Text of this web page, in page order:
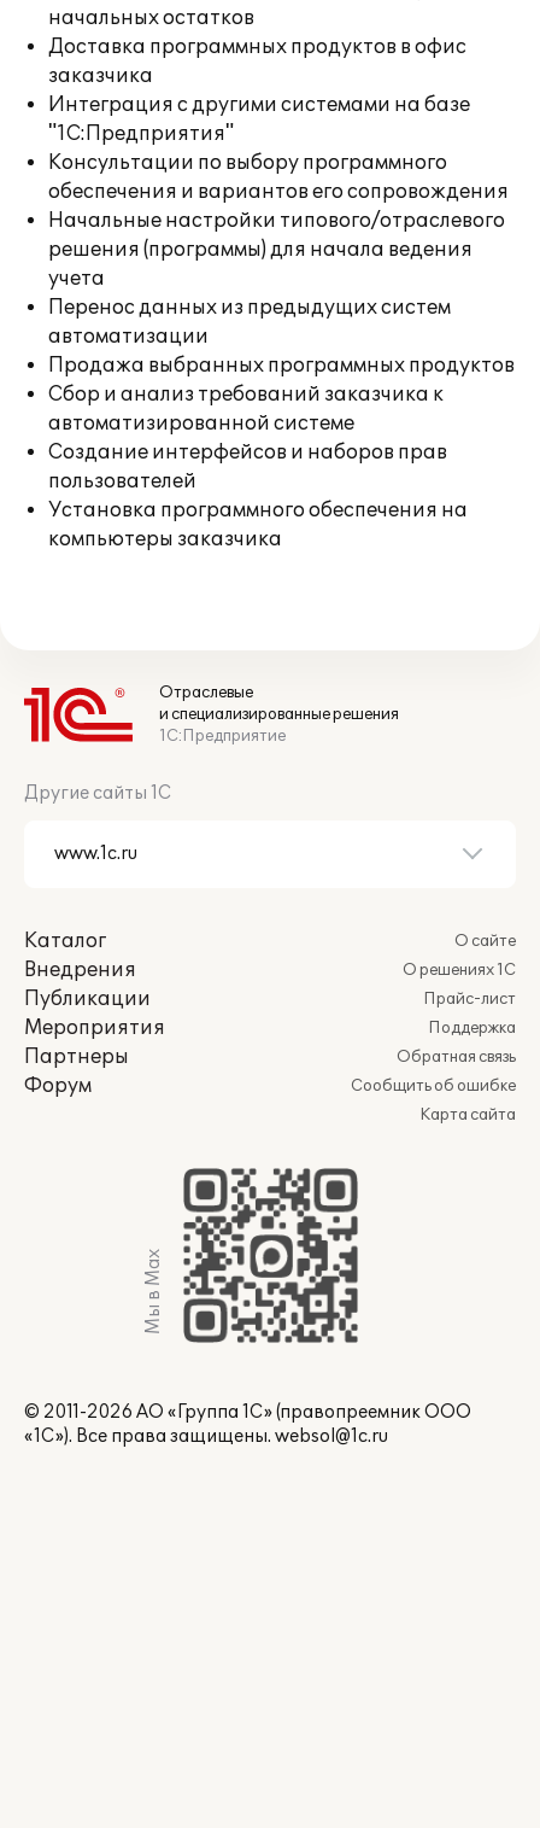
начальных остатков
Доставка программных продуктов в офис
заказчика
Интеграция с другими системами на базе
"1С:Предприятия"
Консультации по выбору программного
обеспечения и вариантов его сопровождения
Начальные настройки типового/отраслевого
решения (программы) для начала ведения
учета
Перенос данных из предыдущих систем
автоматизации
Продажа выбранных программных продуктов
Сбор и анализ требований заказчика к
автоматизированной системе
Создание интерфейсов и наборов прав
пользователей
Установка программного обеспечения на
компьютеры заказчика
Отраслевые
и специализированные решения
1С:Предприятие
Другие сайты 1С
Каталог
Внедрения
Публикации
Мероприятия
Партнеры
Форум
О сайте
О решениях 1С
Прайс-лист
Поддержка
Обратная связь
Сообщить об ошибке
Карта сайта
Мы в Max
© 2011-2026 АО «Группа 1С» (правопреемник ООО
«1С»). Все права защищены. websol@1c.ru